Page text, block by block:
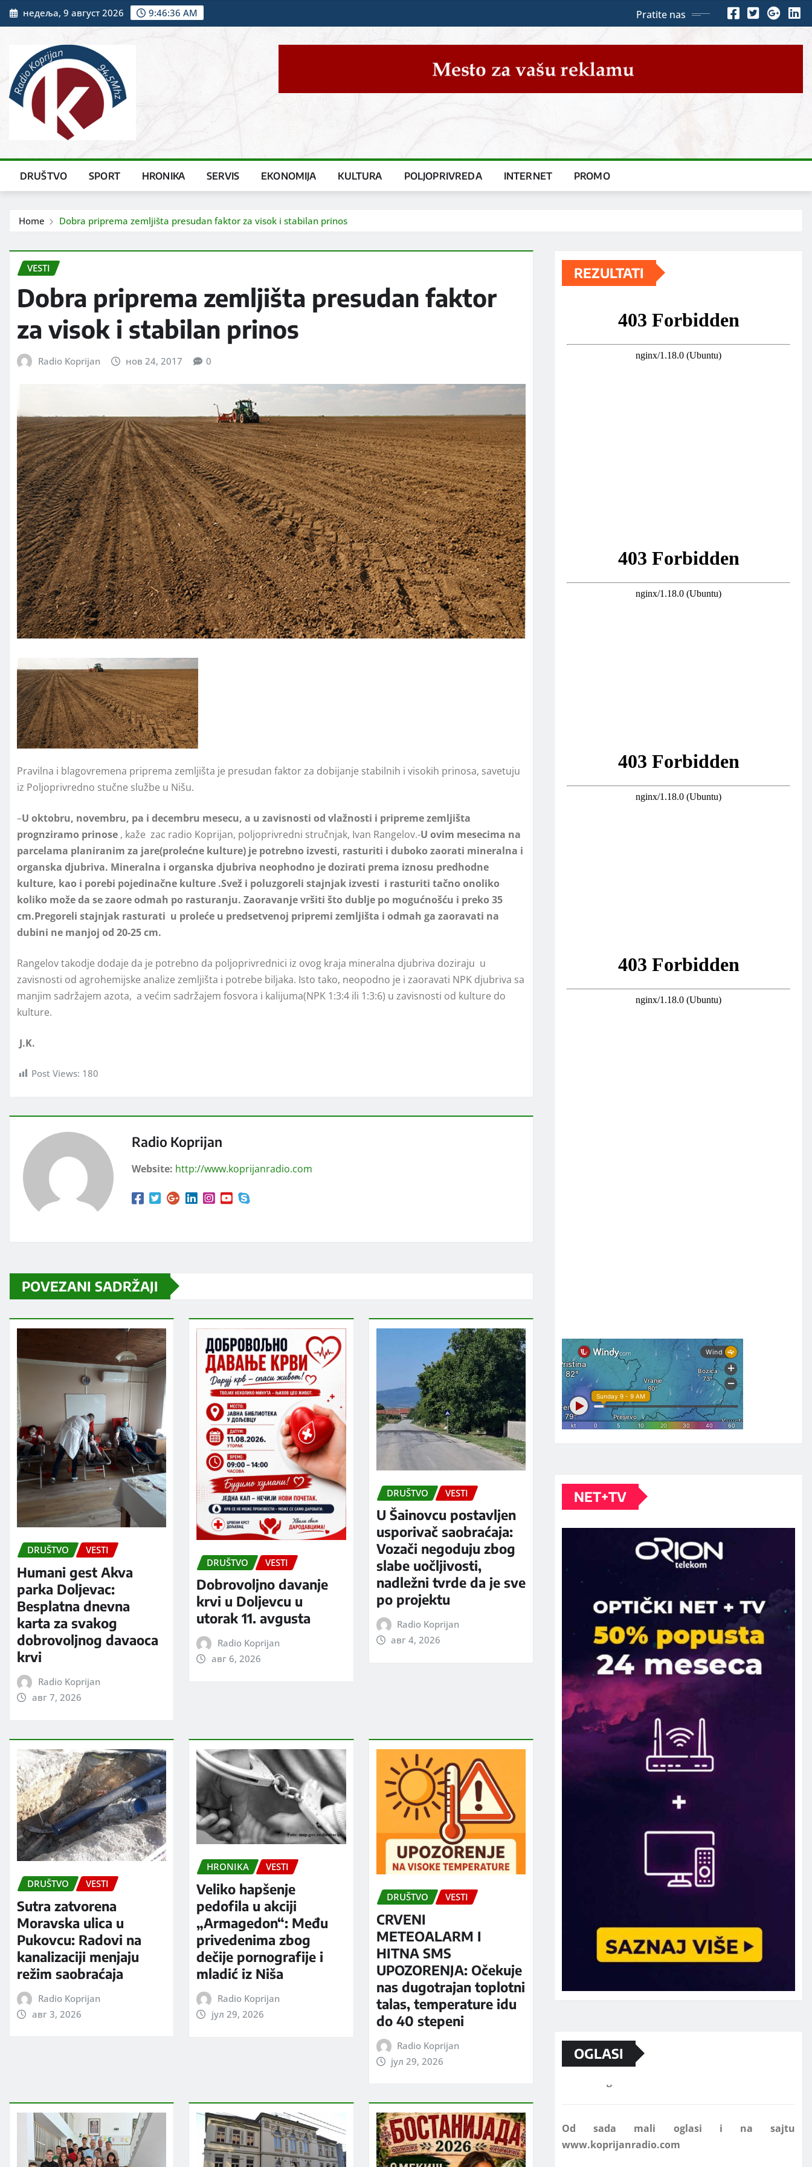
Skip
to
недеља, 9 август 2026 9:46:37 AM Pratite nas
DRUŠTVO SPORT HRONIKA SERVIS EKONOMIJA KULTURA POLJOPRIVREDA INTERNET PROMO
Home Dobra priprema zemljišta presudan faktor za visok i stabilan prinos
VESTI
Dobra priprema zemljišta presudan faktor
za visok i stabilan prinos
Radio Koprijan нов 24, 2017 0
Pravilna i blagovremena priprema zemljišta je presudan faktor za dobijanje stabilnih i visokih prinosa, savetuju
iz Poljoprivredno stučne službe u Nišu.
–U oktobru, novembru, pa i decembru mesecu, a u zavisnosti od vlažnosti i pripreme zemljišta
prognziramo prinose , kaže zac radio Koprijan, poljoprivredni stručnjak, Ivan Rangelov.-U ovim mesecima na
parcelama planiranim za jare(prolećne kulture) je potrebno izvesti, rasturiti i duboko zaorati mineralna i
organska djubriva. Mineralna i organska djubriva neophodno je dozirati prema iznosu predhodne
kulture, kao i porebi pojedinačne kulture .Svež i poluzgoreli stajnjak izvesti i rasturiti tačno onoliko
koliko može da se zaore odmah po rasturanju. Zaoravanje vršiti što dublje po mogućnošću i preko 35
cm.Pregoreli stajnjak rasturati u proleće u predsetvenoj pripremi zemljišta i odmah ga zaoravati na
dubini ne manjoj od 20-25 cm.
Rangelov takodje dodaje da je potrebno da poljoprivrednici iz ovog kraja mineralna djubriva doziraju u
zavisnosti od agrohemijske analize zemljišta i potrebe biljaka. Isto tako, neopodno je i zaoravati NPK djubriva sa
manjim sadržajem azota, a većim sadržajem fosvora i kalijuma(NPK 1:3:4 ili 1:3:6) u zavisnosti od kulture do
kulture.
J.K.
Post Views: 180
Radio Koprijan
Website: http://www.koprijanradio.com
POVEZANI SADRŽAJI
DRUŠTVO VESTI
Humani gest Akva
parka Doljevac:
Besplatna dnevna
karta za svakog
dobrovoljnog davaoca
krvi
Radio Koprijan
авг 7, 2026
DRUŠTVO VESTI
Dobrovoljno davanje
krvi u Doljevcu u
utorak 11. avgusta
Radio Koprijan
авг 6, 2026
DRUŠTVO VESTI
U Šainovcu postavljen
usporivač saobraćaja:
Vozači negoduju zbog
slabe uočljivosti,
nadležni tvrde da je sve
po projektu
Radio Koprijan
авг 4, 2026
DRUŠTVO VESTI
Sutra zatvorena
Moravska ulica u
Pukovcu: Radovi na
kanalizaciji menjaju
režim saobraćaja
Radio Koprijan
авг 3, 2026
HRONIKA VESTI
Veliko hapšenje
pedofila u akciji
„Armagedon“: Među
privedenima zbog
dečije pornografije i
mladić iz Niša
Radio Koprijan
јул 29, 2026
DRUŠTVO VESTI
CRVENI
METEOALARM I
HITNA SMS
UPOZORENJA: Očekuje
nas dugotrajan toplotni
talas, temperature idu
do 40 stepeni
Radio Koprijan
јул 29, 2026
REZULTATI
NET+TV
OGLASI
Marketing telefon 062 463 002